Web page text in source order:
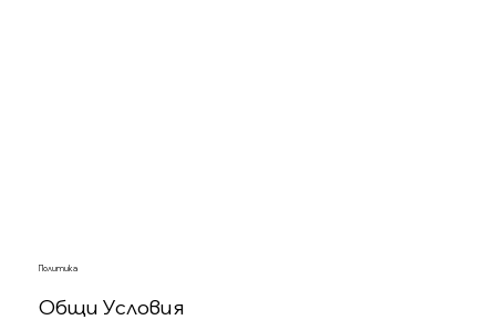
Политика
Общи Условия